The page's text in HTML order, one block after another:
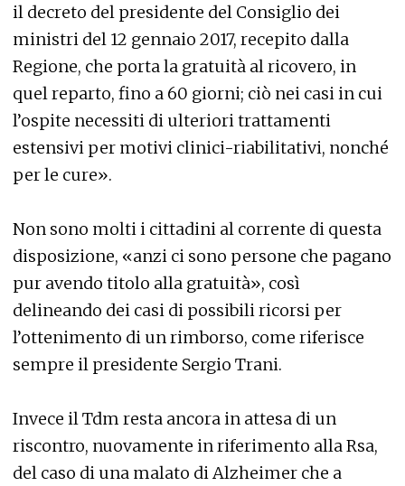
il decreto del presidente del Consiglio dei
ministri del 12 gennaio 2017, recepito dalla
Regione, che porta la gratuità al ricovero, in
quel reparto, fino a 60 giorni; ciò nei casi in cui
l’ospite necessiti di ulteriori trattamenti
estensivi per motivi clinici-riabilitativi, nonché
per le cure».
Non sono molti i cittadini al corrente di questa
disposizione, «anzi ci sono persone che pagano
pur avendo titolo alla gratuità», così
delineando dei casi di possibili ricorsi per
l’ottenimento di un rimborso, come riferisce
sempre il presidente Sergio Trani.
Invece il Tdm resta ancora in attesa di un
riscontro, nuovamente in riferimento alla Rsa,
del caso di una malato di Alzheimer che a